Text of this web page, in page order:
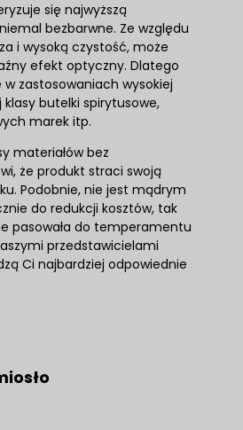
się najwyższą
bezbarwne. Ze względu
i wysoką czystość, może
efekt optyczny. Dlatego
zastosowaniach wysokiej
klasy butelki spirytusowe,
marek itp.
materiałów bez
że produkt straci swoją
Podobnie, nie jest mądrym
do redukcji kosztów, tak
pasowała do temperamentu
przedstawicielami
Ci najbardziej odpowiednie